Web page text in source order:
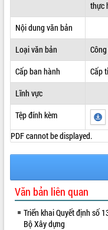
QUY HOẠCH - KẾ HOẠCH
thực
Nội dung văn bản
Loại văn bản
Cấp ban hành
Cấp
Lĩnh vực
Tệp đính kèm
PDF cannot be displayed.
Văn bản liên quan
Triển khai Quyết định số
Bộ Xây dựng